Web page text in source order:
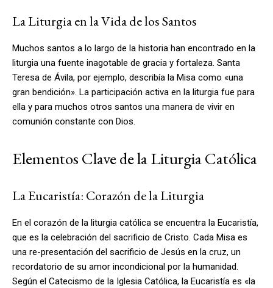
La Liturgia en la Vida de los Santos
Muchos santos a lo largo de la historia han encontrado en la
liturgia una fuente inagotable de gracia y fortaleza. Santa
Teresa de Ávila, por ejemplo, describía la Misa como «una
gran bendición». La participación activa en la liturgia fue para
ella y para muchos otros santos una manera de vivir en
comunión constante con Dios.
Elementos Clave de la Liturgia Católica
La Eucaristía: Corazón de la Liturgia
En el corazón de la liturgia católica se encuentra la Eucaristía,
que es la celebración del sacrificio de Cristo. Cada Misa es
una re-presentación del sacrificio de Jesús en la cruz, un
recordatorio de su amor incondicional por la humanidad.
Según el Catecismo de la Iglesia Católica, la Eucaristía es «la